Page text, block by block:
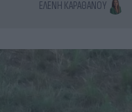
ΕΛΈΝΗ ΚΑΡΑΘΆΝΟΥ